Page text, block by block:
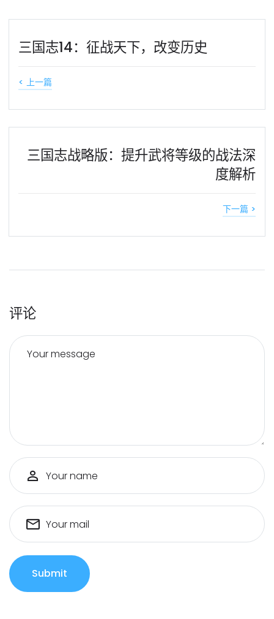
三国志14：征战天下，改变历史
< 上一篇
三国志战略版：提升武将等级的战法深
度解析
下一篇 >
评论
Your message
Your name
Your mail
Submit